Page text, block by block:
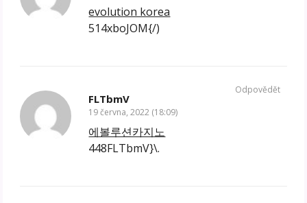
evolution korea
514xboJOM{/)
FLTbmV
19 června, 2022 (18:09)
에볼루션카지노
448FLTbmV}\.
Odpovědět